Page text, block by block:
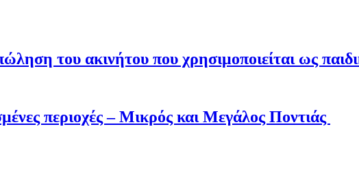
του ακινήτου που χρησιμοποιείται ως
περιοχές – Μικρός και Μεγάλος Ποντιάς